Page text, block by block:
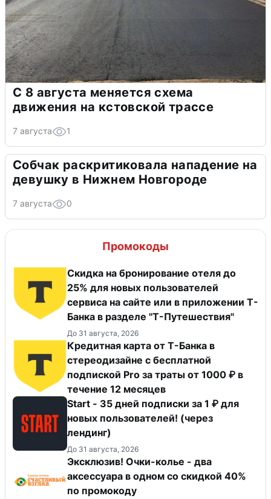
С 8 августа меняется схема
движения на кстовской трассе
7 августа 1
Собчак раскритиковала нападение на
девушку в Нижнем Новгороде
7 августа 0
Промокоды
Скидка на бронирование отеля до
25% для новых пользователей
сервиса на сайте или в приложении Т-
Банка в разделе "Т-Путешествия"
До 31 августа, 2026
Кредитная карта от Т-Банка в
стереодизайне с бесплатной
подпиской Pro за траты от 1000 ₽ в
течение 12 месяцев
Start - 35 дней подписки за 1 ₽ для
новых пользователей! (через
лендинг)
До 31 августа, 2026
Эксклюзив! Очки-колье - два
аксессуара в одном со скидкой 40%
по промокоду